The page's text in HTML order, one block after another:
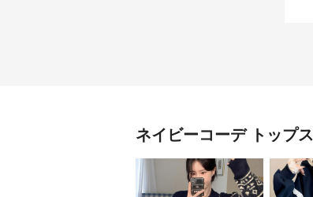
ネイビーコーデ トップス